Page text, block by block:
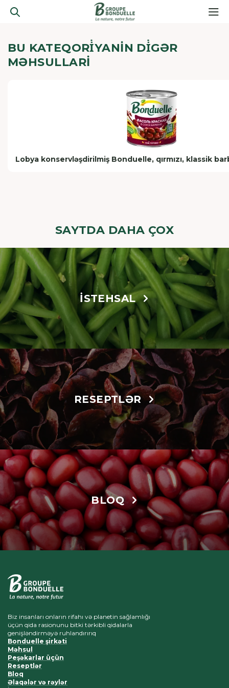
BU KATEQORİYANIN DİGƏR
MƏHSULLARI
Lobya konservləşdirilmiş Bonduelle, qırmızı, klassik
SAYTDA DAHA ÇOX
İSTEHSAL
RESEPTLƏR
BLOQ
Biz insanları onların rifahı və planetin sağlamlığı
üçün qida rasionunu bitki tərkibli qidalarla
genişləndirməyə ruhlandırırıq
Bonduelle şirkəti
Məhsul
Peşəkarlar üçün
Reseptlər
Bloq
Əlaqələr və rəylər